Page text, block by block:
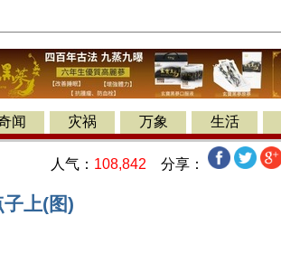
闻 灾祸 万象 生活
人气： 108,842 分享：
上(图)